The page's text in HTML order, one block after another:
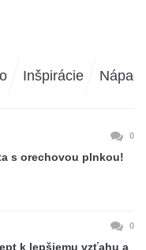
Inšpirácie
0
s orechovou plnkou!
0
k lepšiemu vzťahu a